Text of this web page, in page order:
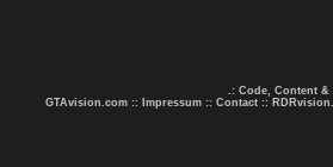
.: Code, Content &
GTAvision.com :: Impressum :: Contact ::